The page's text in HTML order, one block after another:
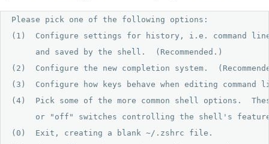
Please pick one of the following options:
(1)  Configure settings for history, i.e. command lines
     and saved by the shell.  (Recommended.)
(2)  Configure the new completion system.
(3)  Configure how keys behave when editing command
(4)  Pick some of the more common shell options.
or "off" switches controlling the shell's
(0)  Exit, creating a blank ~/.zshrc file.